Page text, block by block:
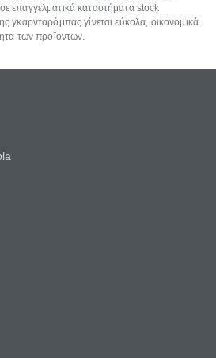
επαγγελματικά καταστήματα stock
γκαρνταρόμπας γίνεται εύκολα, οικονομικά
των προϊόντων.